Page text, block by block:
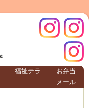
福祉テラ
お弁当
メール
インス
クレモ